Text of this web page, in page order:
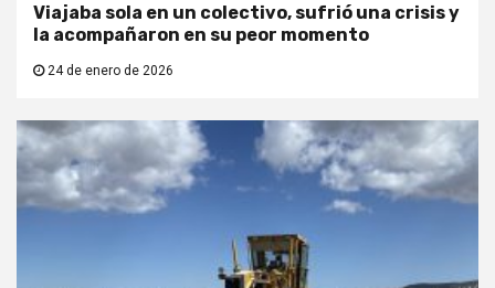
Viajaba sola en un colectivo, sufrió una crisis y
la acompañaron en su peor momento
24 de enero de 2026